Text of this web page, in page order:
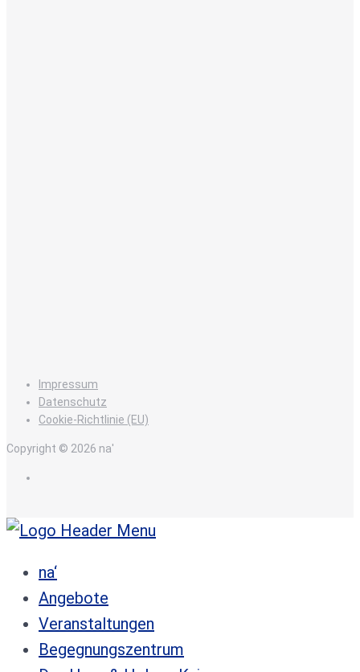
Impressum
Datenschutz
Cookie-Richtlinie (EU)
Copyright © 2026 na'
na‘
Angebote
Veranstaltungen
Begegnungszentrum